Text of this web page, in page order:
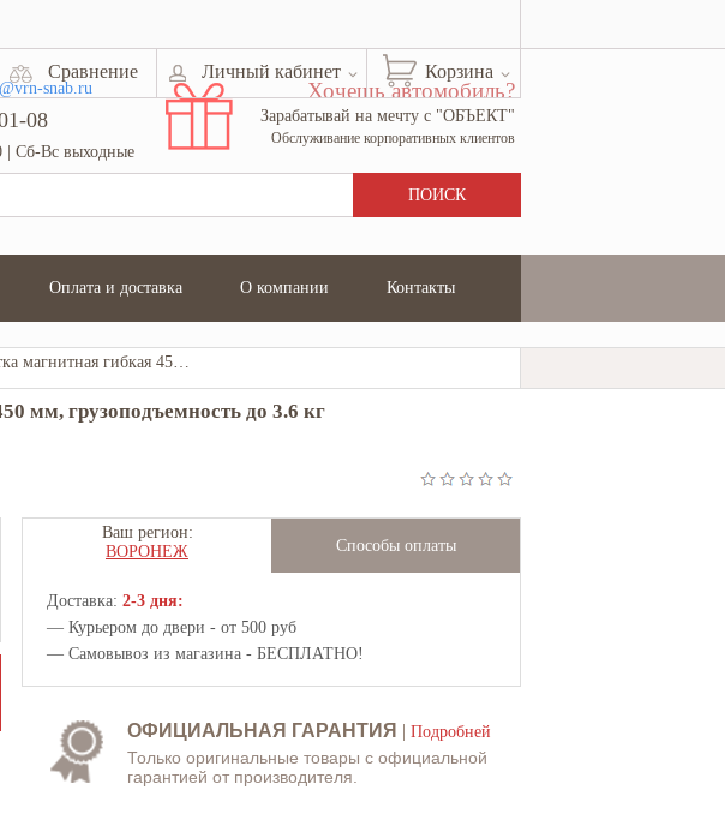
Корзина
Личный кабинет
Сравнение
snab.ru
08
| Сб-Вс выходные
Хочешь автомобиль?
Зарабатывай на мечту с "ОБЪЕКТ"
Обслуживание корпоративных клиентов
Оплата и доставка О компании Контакты
Рукоятка магнитная гибкая 450 мм, грузоподъемность до 3.6 кг Thorvik FMPT4536
мм, грузоподъемность до 3.6 кг
Ваш регион:
ВОРОНЕЖ
Способы оплаты
Доставка: 2-3 дня:
— Курьером до двери - от 500 руб
— Самовывоз из магазина - БЕСПЛАТНО!
ОФИЦИАЛЬНАЯ ГАРАНТИЯ | Подробней
Только оригинальные товары с официальной
гарантией от производителя.